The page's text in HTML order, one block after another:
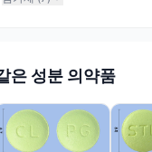
은 성분 의약품